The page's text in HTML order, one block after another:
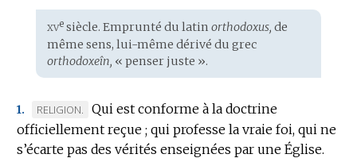
Étymologie
:
xvesiècle. Emprunté du latin orthodoxus, de
même sens, lui-même dérivé du grec
orthodoxeîn, « penser juste ».
1.
MARQUE
DE
DOMAINE
RELIGION.
Qui est conforme à la doctrine
officiellement reçue ; qui professe la vraie foi, qui ne
s’écarte pas des vérités enseignées par une Église.